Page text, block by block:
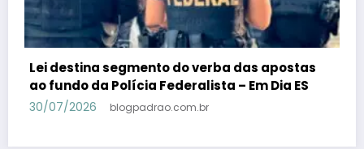
PSB confirma Geraldo Alckmin porquê
candidato a vice-presidente na fórmula com
Lula – Em Dia ES